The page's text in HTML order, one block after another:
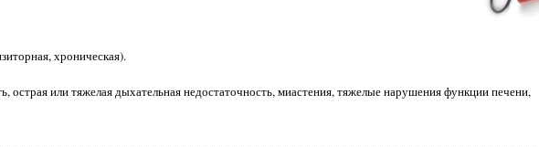
хроническая).
острая или тяжелая дыхательная недостаточность, миастения, тяжелые нарушения функции печени,